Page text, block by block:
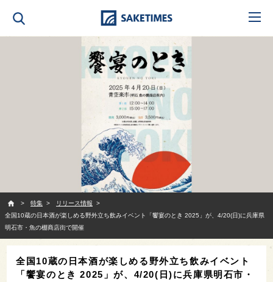
特集
リリース情報
全国10蔵の日本酒が楽しめる野外立ち飲みイベント「饗宴のとき 2025」が、4/20(日)に兵庫県
明石市・魚の棚商店街で開催
全国10蔵の日本酒が楽しめる野外立ち飲みイベント
「饗宴のとき 2025」が、4/20(日)に兵庫県明石市・